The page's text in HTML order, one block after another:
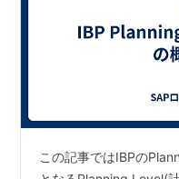
この記事ではIBPの